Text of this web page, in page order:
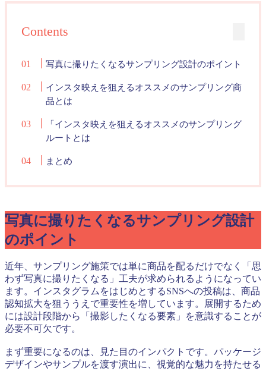
Contents
写真に撮りたくなるサンプリング設計のポイント
インスタ映えを狙えるオススメのサンプリング商
品とは
「インスタ映えを狙えるオススメのサンプリング
ルートとは
まとめ
写真に撮りたくなるサンプリング設計
のポイント
近年、サンプリング施策では単に商品を配るだけでなく「思
わず写真に撮りたくなる」工夫が求められるようになってい
ます。インスタグラムをはじめとするSNSへの投稿は、商品
認知拡大を狙ううえで重要性を増しています。展開するため
には設計段階から「撮影したくなる要素」を意識することが
必要不可欠です。
まず重要になるのは、見た目のインパクトです。パッケージ
デザインやサンプルを渡す演出に、視覚的な魅力を持たせる